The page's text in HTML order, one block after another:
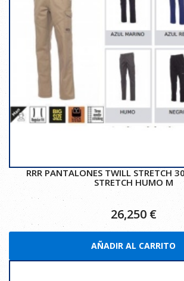
RRR PANTALONES TWILL STRETCH
STRETCH HUMO M
26,250€
AÑADIR AL CARRITO